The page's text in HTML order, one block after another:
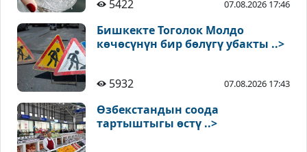
5422 07.08.2026 17:46
Бишкекте Тоголок Молдо
көчөсүнүн бир бөлүгү убакты ..>
5932 07.08.2026 17:43
Өзбекстандын соода
тартыштыгы өстү ..>